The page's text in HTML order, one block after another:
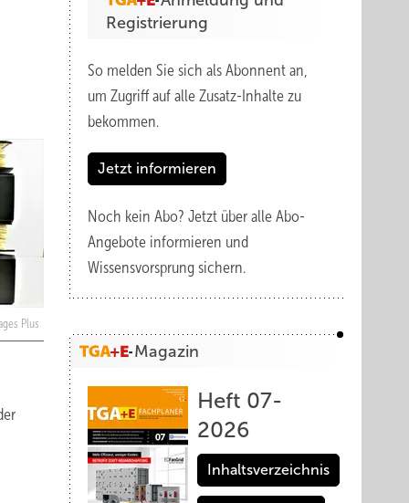
Plus
Registrierung
So melden Sie sich als Abonnent an,
um Zugriff auf alle Zusatz-Inhalte zu
bekommen.
Jetzt informieren
Noch kein Abo? Jetzt über alle Abo-
Angebote informieren und
Wissensvorsprung sichern.
Magazin
Heft 07-
2026
Inhaltsverzeichnis